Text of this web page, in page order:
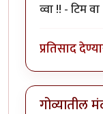
व्वा !! - टिम वा
प्रतिसाद
गोव्यातील